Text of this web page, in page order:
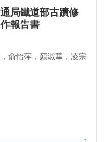
局鐵道部古蹟修
報告書
俞怡萍，顏淑華，凌宗